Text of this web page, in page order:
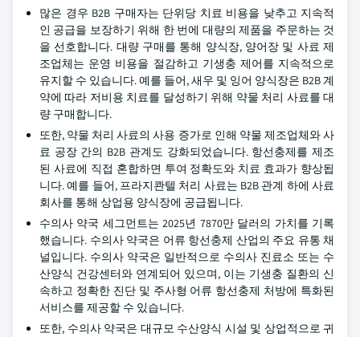
많은 경우 B2B 구매자는 단위당 치료 비용을 낮추고 지속적
인 공급을 보장하기 위해 한 번에 대량의 제품을 주문하는 것
을 선호합니다. 대량 구매를 통해 양식장, 양어장 및 사료 제
조업체는 운영 비용을 절감하고 기생충 제어를 지속적으로
유지할 수 있습니다. 예를 들어, 새우 및 잉어 양식장은 B2B 계
약에 따라 저비용 치료를 달성하기 위해 약물 처리 사료를 대
량 구매합니다.
또한, 약물 처리 사료의 사용 증가로 인해 약물 제조업체와 사
료 공장 간의 B2B 관계도 강화되었습니다. 항선충제를 제조
된 사료에 직접 혼합하면 투여 정확도와 치료 효과가 향상됩
니다. 예를 들어, 프라지콴텔 처리 사료는 B2B 관계 하에 사료
회사를 통해 상업용 양식장에 공급됩니다.
수의사 약국 세그먼트는 2025년 7870만 달러의 가치를 기록
했습니다. 수의사 약국은 어류 항선충제 산업의 주요 유통 채
널입니다. 수의사 약국은 일반적으로 수의사 진료소 또는 수
산양식 건강센터와 연계되어 있으며, 이는 기생충 질환의 신
속하고 정확한 진단 및 주사형 어류 항선충제 처방에 특화된
서비스를 제공할 수 있습니다.
또한, 수의사 약국은 대규모 수산양식 시설 및 상업적으로 귀